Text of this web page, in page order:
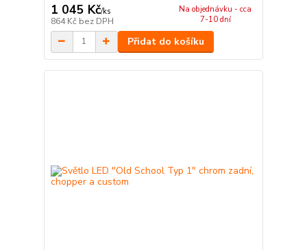
1 045 Kč/ks
864 Kč bez DPH
Na objednávku - cca
7-10 dní
Přidat do košíku